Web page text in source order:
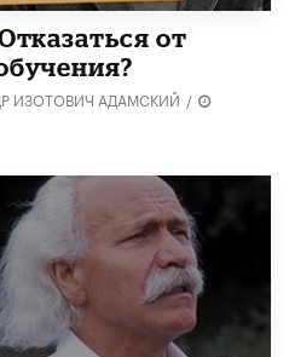
от
ИЗОТОВИЧ АДАМСКИЙ /